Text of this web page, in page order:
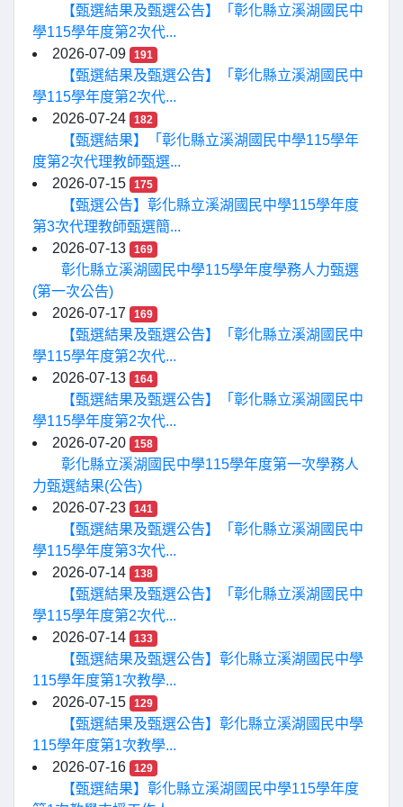
【甄選結果及甄選公告】「彰化縣立溪湖國民中
學115學年度第2次代...
2026-07-09
191
【甄選結果及甄選公告】「彰化縣立溪湖國民中
學115學年度第2次代...
2026-07-24
182
【甄選結果】「彰化縣立溪湖國民中學115學年
度第2次代理教師甄選...
2026-07-15
175
【甄選公告】彰化縣立溪湖國民中學115學年度
第3次代理教師甄選簡...
2026-07-13
169
彰化縣立溪湖國民中學115學年度學務人力甄選
(第一次公告)
2026-07-17
169
【甄選結果及甄選公告】「彰化縣立溪湖國民中
學115學年度第2次代...
2026-07-13
164
【甄選結果及甄選公告】「彰化縣立溪湖國民中
學115學年度第2次代...
2026-07-20
158
彰化縣立溪湖國民中學115學年度第一次學務人
力甄選結果(公告)
2026-07-23
141
【甄選結果及甄選公告】「彰化縣立溪湖國民中
學115學年度第3次代...
2026-07-14
138
【甄選結果及甄選公告】「彰化縣立溪湖國民中
學115學年度第2次代...
2026-07-14
133
【甄選結果及甄選公告】彰化縣立溪湖國民中學
115學年度第1次教學...
2026-07-15
129
【甄選結果及甄選公告】彰化縣立溪湖國民中學
115學年度第1次教學...
2026-07-16
129
【甄選結果】彰化縣立溪湖國民中學115學年度